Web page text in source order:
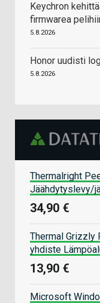
Keychron
firmwarea
5.8.2026
Honor uudisti
5.8.2026
Thermalright
Jäähdytyslevy/
34,90 €
Thermal Grizzly
yhdiste
13,90 €
Microsoft